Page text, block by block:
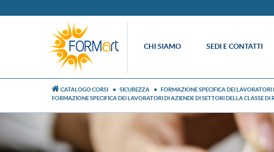
CHI SIAMO SEDI E CONTATTI
CATALOGO CORSI SICUREZZA
FORMAZIONE SPECIFICA DEI LAVORATORI
FORMAZIONE SPECIFICA DEI LAVORATORI DI AZIENDE DI SETTORI DELLA CLASSE DI